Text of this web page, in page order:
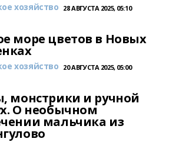
хозяйство 28 АВГУСТА 2025, 05:10
море цветов в Новых
хозяйство 20 АВГУСТА 2025, 05:00
монстрики и ручной
О необычном
мальчика из